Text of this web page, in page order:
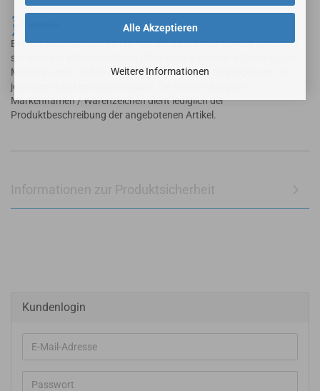
Alle Akzeptieren
Weitere Informationen
Bei den angebotenen Filtern handelt es sich nicht um Originalfilter
sondern um alternative Ersatzfilter in vergleichbarer Qualität. Alle
Markennamen und geschützte Warenzeichen sind Eigentum der
jeweiligen Markennameninhaber. Die Verwendung der
Markennamen / Warenzeichen dient lediglich der
Produktbeschreibung der angebotenen Artikel.
Informationen zur Produktsicherheit
Kundenlogin
E-
Mail-
Adresse
Passwort